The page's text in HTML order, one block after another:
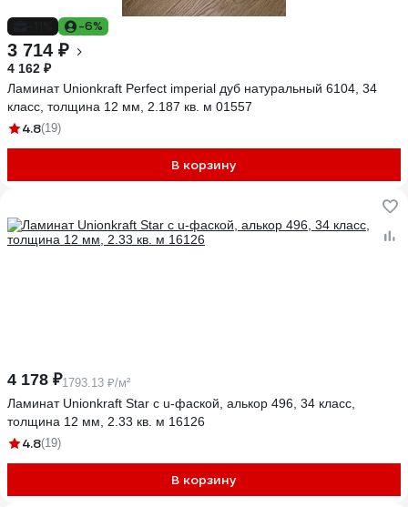
-6%
3 714 ₽
4 162 ₽
Ламинат Unionkraft Perfect imperial дуб натуральный 6104, 34
класс, толщина 12 мм, 2.187 кв. м 01557
4.8(19)
В корзину
4 178 ₽1793.13 ₽/м²
Ламинат Unionkraft Star с u-фаской, алькор 496, 34 класс,
толщина 12 мм, 2.33 кв. м 16126
4.8(19)
В корзину